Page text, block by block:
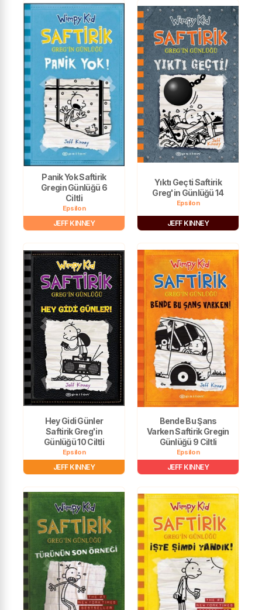
Panik Yok Saftirik
Gregin Günlüğü 6
Ciltli
Epsilon
JEFF KINNEY
Yıktı Geçti Saftirik
Greg'in Günlüğü 14
Epsilon
JEFF KINNEY
Hey Gidi Günler
Saftirik Greg'in
Günlüğü 10 Ciltli
Epsilon
JEFF KINNEY
Bende Bu Şans
Varken Saftirik Gregin
Günlüğü 9 Ciltli
Epsilon
JEFF KINNEY